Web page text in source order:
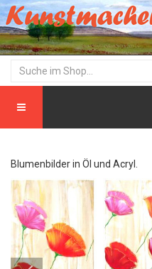
Blumenbilder in Öl und Acryl.